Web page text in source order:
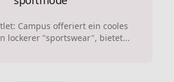
Campus offeriert ein cooles
lockerer "sportswear", bietet...